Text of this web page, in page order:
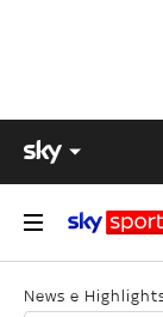
News e